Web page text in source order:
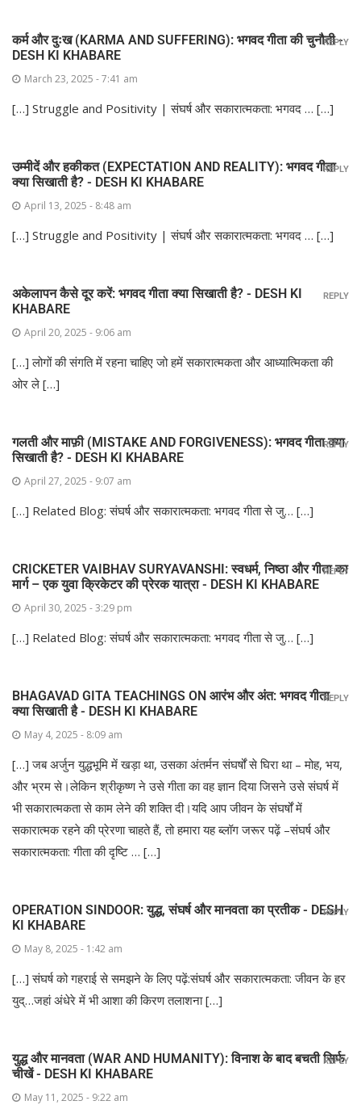
कर्म और दुःख (KARMA AND SUFFERING): भगवद गीता की चुनौती -
DESH KI KHABARE
March 23, 2025 - 7:41 am
[…] Struggle and Positivity | संघर्ष और सकारात्मकता: भगवद … […]
REPLY
उम्मीदें और हकीकत (EXPECTATION AND REALITY): भगवद गीता
क्या सिखाती है? - DESH KI KHABARE
April 13, 2025 - 8:48 am
[…] Struggle and Positivity | संघर्ष और सकारात्मकता: भगवद … […]
REPLY
अकेलापन कैसे दूर करें: भगवद गीता क्या सिखाती है? - DESH KI
KHABARE
April 20, 2025 - 9:06 am
[…] लोगों की संगति में रहना चाहिए जो हमें सकारात्मकता और आध्यात्मिकता की
ओर ले […]
REPLY
गलती और माफ़ी (MISTAKE AND FORGIVENESS): भगवद गीता क्या
सिखाती है? - DESH KI KHABARE
April 27, 2025 - 9:07 am
[…] Related Blog: संघर्ष और सकारात्मकता: भगवद गीता से जु… […]
REPLY
CRICKETER VAIBHAV SURYAVANSHI: स्वधर्म, निष्ठा और गीता का
मार्ग – एक युवा क्रिकेटर की प्रेरक यात्रा - DESH KI KHABARE
April 30, 2025 - 3:29 pm
[…] Related Blog: संघर्ष और सकारात्मकता: भगवद गीता से जु… […]
REPLY
BHAGAVAD GITA TEACHINGS ON आरंभ और अंत: भगवद गीता
क्या सिखाती है - DESH KI KHABARE
May 4, 2025 - 8:09 am
[…] जब अर्जुन युद्धभूमि में खड़ा था, उसका अंतर्मन संघर्षों से घिरा था – मोह, भय,
और भ्रम से।लेकिन श्रीकृष्ण ने उसे गीता का वह ज्ञान दिया जिसने उसे संघर्ष में
भी सकारात्मकता से काम लेने की शक्ति दी।यदि आप जीवन के संघर्षों में
सकारात्मक रहने की प्रेरणा चाहते हैं, तो हमारा यह ब्लॉग जरूर पढ़ें –संघर्ष और
सकारात्मकता: गीता की दृष्टि … […]
REPLY
OPERATION SINDOOR: युद्ध, संघर्ष और मानवता का प्रतीक - DESH
KI KHABARE
May 8, 2025 - 1:42 am
[…] संघर्ष को गहराई से समझने के लिए पढ़ें:संघर्ष और सकारात्मकता: जीवन के हर
युद्…जहां अंधेरे में भी आशा की किरण तलाशना […]
REPLY
युद्ध और मानवता (WAR AND HUMANITY): विनाश के बाद बचती सिर्फ
चीखें - DESH KI KHABARE
May 11, 2025 - 9:22 am
REPLY